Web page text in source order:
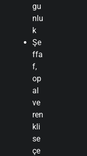
gu
nlu
k
Şe
ffa
f,
op
al
ve
ren
kli
se
çe